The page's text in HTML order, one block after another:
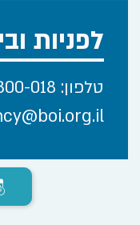
לפניות
טלפון: 1800-300-018